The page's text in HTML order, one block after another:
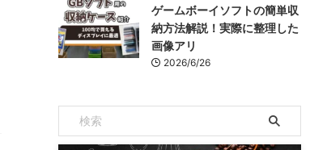
ゲームボーイソフトの簡単収
納方法解説！実際に整理した
画像アリ
2026/6/26